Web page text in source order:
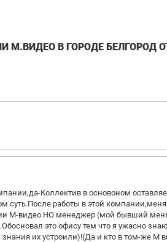
В ГОРОДЕ БЕЛГОРОД
Коллектив в основоном
суть.После работы в этой
М-видео.НО менеджер (мой бывший
это офису тем что я ужасно
их устроили)!(Да и кто в том-же М